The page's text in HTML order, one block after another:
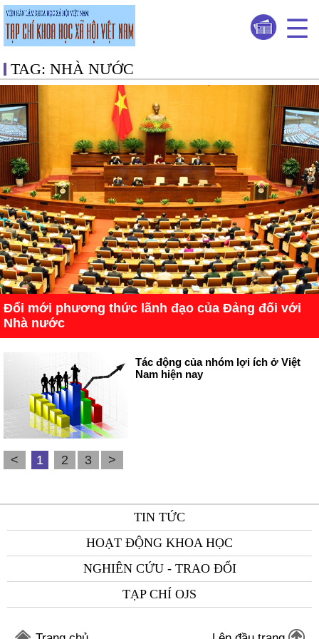
TAG: NHÀ NƯỚC
Đổi mới phương thức lãnh đạo của Đảng đối với
Nhà nước
Tác động của nhóm lợi ích ở Việt
Nam hiện nay
< 1 2 3 >
TIN TỨC
HOẠT ĐỘNG KHOA HỌC
NGHIÊN CỨU - TRAO ĐỔI
TẠP CHÍ OJS